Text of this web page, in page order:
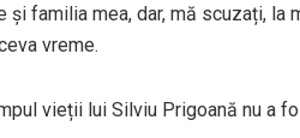
și familia mea, dar, mă scuzați,
vreme.
vieții lui Silviu Prigoană nu a